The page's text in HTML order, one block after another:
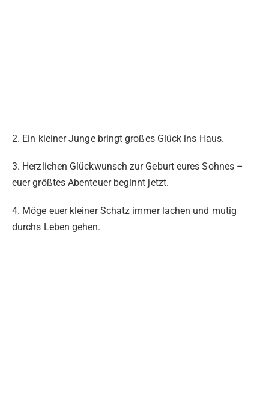
2. Ein kleiner Junge bringt großes Glück ins Haus.
3. Herzlichen Glückwunsch zur Geburt eures Sohnes –
euer größtes Abenteuer beginnt jetzt.
4. Möge euer kleiner Schatz immer lachen und mutig
durchs Leben gehen.